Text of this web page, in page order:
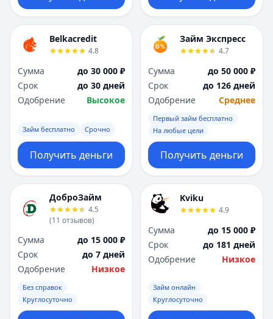
Belkacredit
4.8
Сумма
до 30 000 ₽
Срок
до 30 дней
Одобрение
Высокое
Займ бесплатно Срочно
Получить деньги
Займ Экспресс
4.7
Сумма
до 50 000 ₽
Срок
до 126 дней
Одобрение
Среднее
Первый займ бесплатно
На любые цели
Получить деньги
ДоброЗайм
4.5
(11 отзывов)
Сумма
до 15 000 ₽
Срок
до 7 дней
Одобрение
Низкое
Без справок
Круглосуточно
Kviku
4.9
Сумма
до 15 000 ₽
Срок
до 181 дней
Одобрение
Низкое
Займ онлайн
Круглосуточно